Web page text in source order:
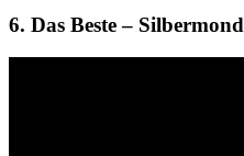
6. Das Beste – Silbermond